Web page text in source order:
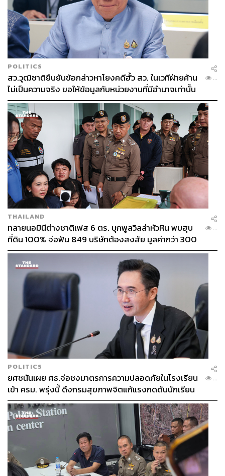
POLITICS
สว.วุฒิชาติยืนยันข้อกล่าวหาโยงคดีฮั้ว สว. ในเวทีฝ่ายค้าน
ไม่เป็นความจริง ขอให้ข้อมูลกับหน่วยงานที่มีอำนาจเท่านั้น
...
THAILAND
ทลายนอมินีต่างชาติเฟส 6 ตร. บุกพูลวิลล่าหัวหิน พบฮุบ
ที่ดิน 100% จ่อฟัน 849 บริษัทต้องสงสัย มูลค่ากว่า 300
ล้าน
...
POLITICS
ยศชนันเผย ศธ.จ่อชงมาตรการความปลอดภัยในโรงเรียน
เข้า ครม. พรุ่งนี้ ดึงกรมสุขภาพจิตแก้แรงกดดันนักเรียน
โดนบูลลี่
...